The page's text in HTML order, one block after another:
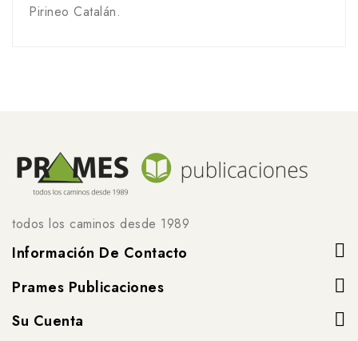
Pirineo Catalán.
todos los caminos desde 1989
Información De Contacto
Prames Publicaciones
Su Cuenta